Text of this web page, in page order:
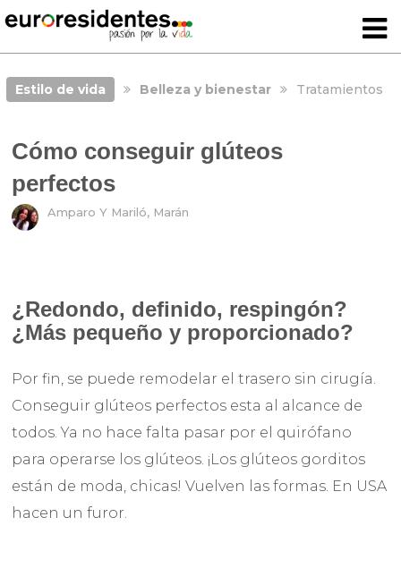
Estilo de vida Belleza y bienestar Tratamientos
Cómo conseguir glúteos
perfectos
Amparo Y Mariló, Marán
¿Redondo, definido, respingón?
¿Más pequeño y proporcionado?
Por fin, se puede remodelar el trasero sin cirugía.
Conseguir glúteos perfectos esta al alcance de
todos. Ya no hace falta pasar por el quirófano
para operarse los glúteos. ¡Los glúteos gorditos
están de moda, chicas! Vuelven las formas. En USA
hacen un furor.